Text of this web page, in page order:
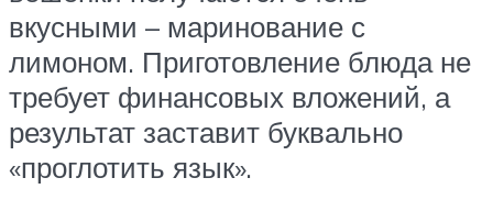
вкусными – маринование с
лимоном. Приготовление блюда не
требует финансовых вложений, а
результат заставит буквально
«проглотить язык».